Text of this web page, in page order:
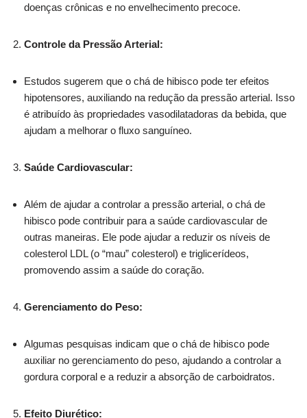
doenças crônicas e no envelhecimento precoce.
Controle da Pressão Arterial:
Estudos sugerem que o chá de hibisco pode ter efeitos
hipotensores, auxiliando na redução da pressão arterial. Isso
é atribuído às propriedades vasodilatadoras da bebida, que
ajudam a melhorar o fluxo sanguíneo.
Saúde Cardiovascular:
Além de ajudar a controlar a pressão arterial, o chá de
hibisco pode contribuir para a saúde cardiovascular de
outras maneiras. Ele pode ajudar a reduzir os níveis de
colesterol LDL (o “mau” colesterol) e triglicerídeos,
promovendo assim a saúde do coração.
Gerenciamento do Peso:
Algumas pesquisas indicam que o chá de hibisco pode
auxiliar no gerenciamento do peso, ajudando a controlar a
gordura corporal e a reduzir a absorção de carboidratos.
Efeito Diurético: